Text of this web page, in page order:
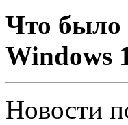
Что было
Windows
Новости